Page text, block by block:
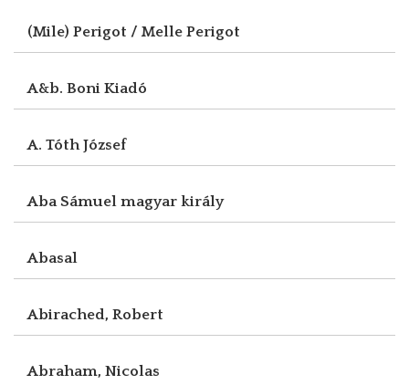
(Mile) Perigot / Melle Perigot
A&b. Boni Kiadó
A. Tóth József
Aba Sámuel magyar király
Abasal
Abirached, Robert
Abraham, Nicolas